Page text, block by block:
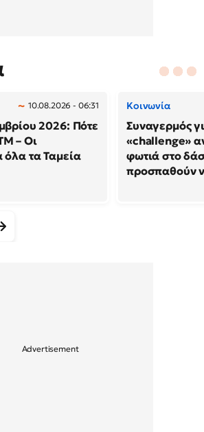
10.08.2026 - 06:31
2026: Πότε
– Οι
όλα τα Ταμεία
Κοινωνία
Συναγερμός
«challenge»
φωτιά στο
προσπαθούν